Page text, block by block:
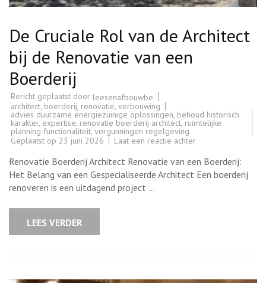
De Cruciale Rol van de Architect
bij de Renovatie van een
Boerderij
Bericht geplaatst door leesenafbouwbe
architect, boerderij, renovatie, verbouwing
advies duurzame energiezuinige oplossingen, behoud historisch
karakter, expertise, renovatie boerderij architect, ruimtelijke
planning functionaliteit, vergunningen regelgeving
Geplaatst op 23 juni 2026 Laat een reactie achterop
Cruciale
Rol
van
de
Renovatie Boerderij Architect Renovatie van een Boerderij:
Het Belang van een Gespecialiseerde Architect Een boerderij
renoveren is een uitdagend project …
LEES VERDER